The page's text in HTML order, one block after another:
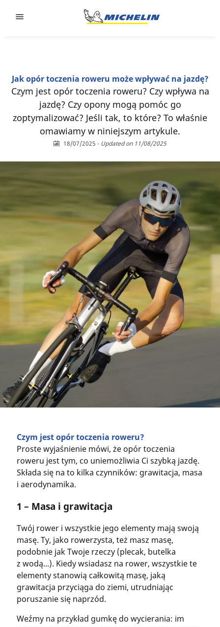
Jak opór toczenia roweru może wpływać na jazdę?
Czym jest opór toczenia roweru? Czy wpływa na
jazdę? Czy opony mogą pomóc go
zoptymalizować? Jeśli tak, to które? To właśnie
omawiamy w niniejszym artykule.
18/07/2025 - Updated on 11/08/2025
Czym jest opór toczenia roweru?
Proste wyjaśnienie mówi, że opór toczenia
roweru jest tym, co uniemożliwia Ci szybką jazdę.
Składa się na to kilka czynników: grawitacja, masa
i aerodynamika.
1 – Masa i grawitacja
Twój rower i wszystkie jego elementy mają swoją
masę. Ty, jako rowerzysta, też masz masę,
podobnie jak Twoje rzeczy (plecak, butelka
z wodą...). Kiedy wsiadasz na rower, wszystkie te
elementy stanowią całkowitą masę, jaką
grawitacja przyciąga do ziemi, utrudniając
poruszanie się naprzód.
Weźmy na przykład gumkę do wycierania: im